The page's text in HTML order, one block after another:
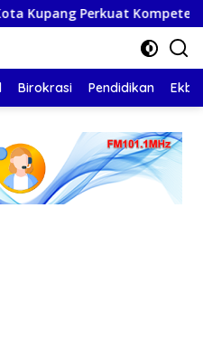
Perkuat Kompetensi Guru
Birokrasi Pendidikan Ekbis